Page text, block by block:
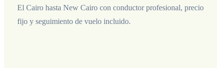
El Cairo hasta New Cairo con conductor profesional, precio
fijo y seguimiento de vuelo incluido.